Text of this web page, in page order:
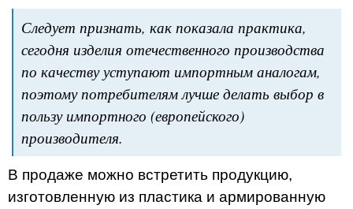
Следует признать, как показала практика,
сегодня изделия отечественного производства
по качеству уступают импортным аналогам,
поэтому потребителям лучше делать выбор в
пользу импортного (европейского)
производителя.
В продаже можно встретить продукцию,
изготовленную из пластика и армированную